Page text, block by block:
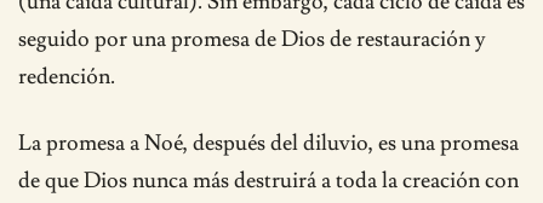
seguido por una promesa de Dios de restauración y
redención.
La promesa a Noé, después del diluvio, es una promesa
de que Dios nunca más destruirá a toda la creación con